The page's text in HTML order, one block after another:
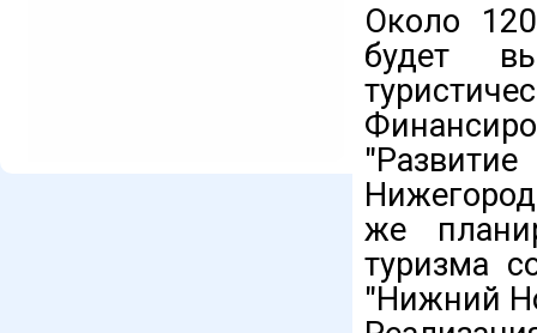
Около
будет
же
туризма
"Нижний